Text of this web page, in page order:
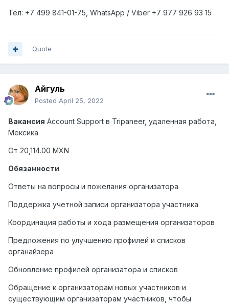
Тел: +7 499 841-01-75, WhatsApp / Viber +7 977 926 93 15
Quote
Айгуль
Posted April 25, 2022
Вакансия Account Support в Tripaneer, удаленная работа,
Мексика
От 20,114.00 MXN
Обязанности
Ответы на вопросы и пожелания организатора
Поддержка учетной записи организатора участника
Координация работы и хода размещения организаторов
Предложения по улучшению профилей и списков
органайзера
Обновление профилей организатора и списков
Обращение к организаторам новых участников и
существующим организаторам участников, чтобы